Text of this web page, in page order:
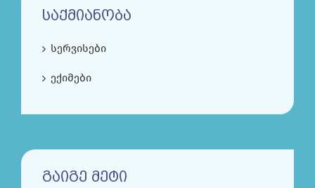
ᲡᲐᲥᲛᲘᲐᲜᲝᲑᲐ
სერვისები
ექიმები
ᲒᲐᲘᲒᲔ ᲛᲔᲢᲘ